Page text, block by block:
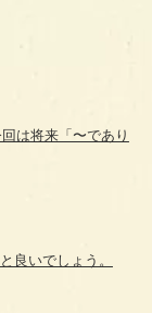
は将来「〜であり
良いでしょう。